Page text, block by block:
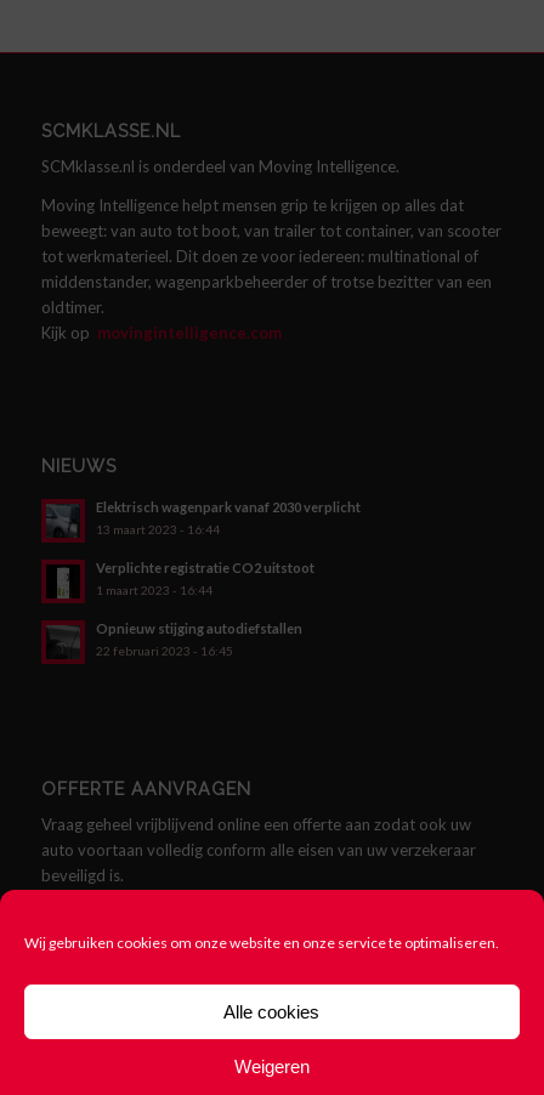
Wij gebruiken cookies om onze website en onze service te optimaliseren.
Alle cookies
Weigeren
SCMKLASSE.NL
SCMklasse.nl is onderdeel van Moving Intelligence.
Moving Intelligence helpt mensen grip te krijgen op alles dat
beweegt: van auto tot boot, van trailer tot container, van scooter
tot werkmaterieel. Dit doen ze voor iedereen: multinational of
middenstander, wagenparkbeheerder of trotse bezitter van een
oldtimer.
Kijk op movingintelligence.com
NIEUWS
Elektrisch wagenpark vanaf 2030 verplicht
13 maart 2023 - 16:44
Verplichte registratie CO2 uitstoot
1 maart 2023 - 16:44
Opnieuw stijging autodiefstallen
22 februari 2023 - 16:45
OFFERTE AANVRAGEN
Vraag geheel vrijblijvend online een offerte aan zodat ook uw
auto voortaan volledig conform alle eisen van uw verzekeraar
beveiligd is.
© Copyright - SCMklasse.nl - Alles over SCM Klasse Alarmen -